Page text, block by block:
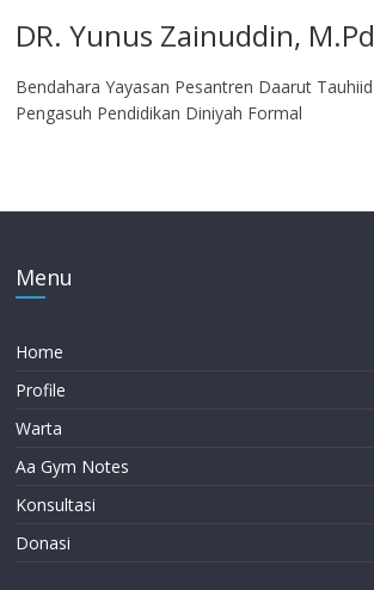
DR. Yunus Zainuddin, M.Pd
Bendahara Yayasan Pesantren Daarut Tauhiid
Pengasuh Pendidikan Diniyah Formal
Menu
Home
Profile
Warta
Aa Gym Notes
Konsultasi
Donasi